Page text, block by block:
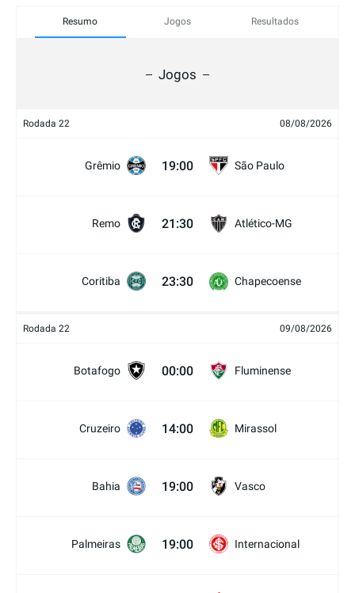
Resumo Jogos Resultados
Jogos
Rodada 22 08/08/2026
Grêmio 19:00 São Paulo
Remo 21:30 Atlético-MG
Coritiba 23:30 Chapecoense
Rodada 22 09/08/2026
Botafogo 00:00 Fluminense
Cruzeiro 14:00 Mirassol
Bahia 19:00 Vasco
Palmeiras 19:00 Internacional